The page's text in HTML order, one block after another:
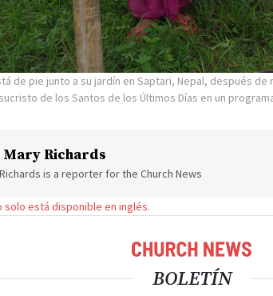
de pie junto a su jardín en Saptari, Nepal, después
de los Santos de los Últimos Días en un
Mary Richards
is a reporter for the Church News
solo está disponible en inglés.
BOLETÍN